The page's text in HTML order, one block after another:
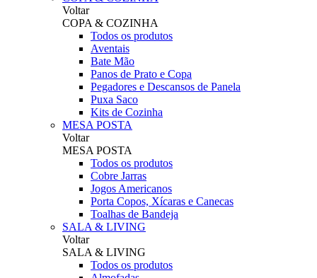
Voltar
COPA & COZINHA
Todos os produtos
Aventais
Bate Mão
Panos de Prato e Copa
Pegadores e Descansos de Panela
Puxa Saco
Kits de Cozinha
MESA POSTA
Voltar
MESA POSTA
Todos os produtos
Cobre Jarras
Jogos Americanos
Porta Copos, Xícaras e Canecas
Toalhas de Bandeja
SALA & LIVING
Voltar
SALA & LIVING
Todos os produtos